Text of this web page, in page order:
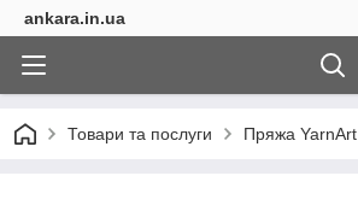
ankara.in.ua
Товари та послуги Пряжа YarnArt